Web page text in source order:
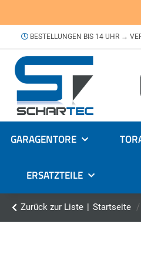
BESTELLUNGEN BIS 14 UHR →
GARAGENTORE
ERSATZTEILE
Zurück zur Liste Startseite